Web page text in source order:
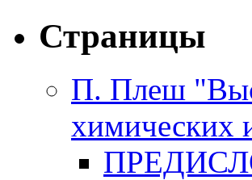
Страницы
П. Плеш
химических